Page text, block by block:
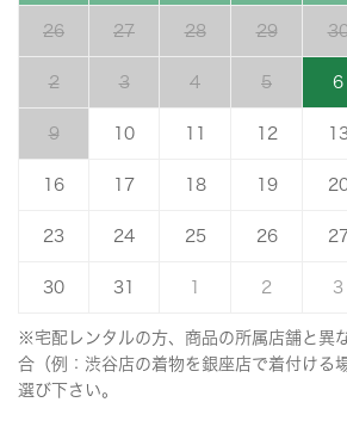
26 27 28 29
2 3 4 5 6
9 10 12
16 17 18 19
23 24 25 26 27
30 31 2 3
※宅配レンタルの方、商品の所属店舗と異
合（例：渋谷店の着物を銀座店で着付ける
選び下さい。